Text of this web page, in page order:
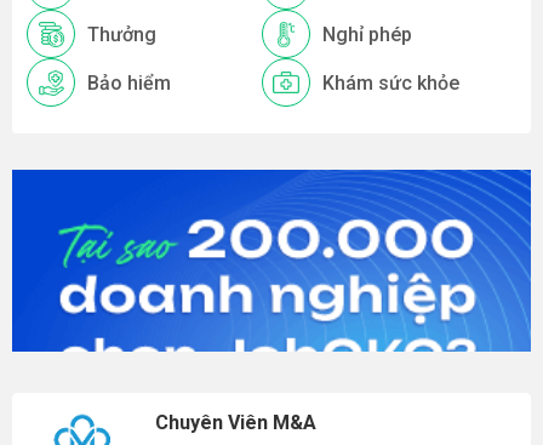
Thưởng Nghỉ phép
Bảo hiểm Khám sức khỏe
Chuyên Viên M&A